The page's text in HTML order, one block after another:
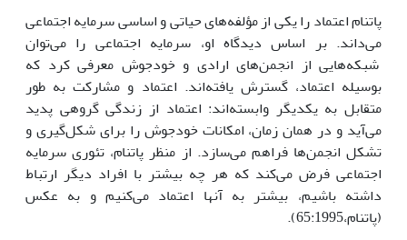
پاتنام اعتماد را یکی از مؤلفه‌های حیاتی و اساسی سرمایه اجتماعی
می‌داند. بر اساس دیدگاه او، سرمایه اجتماعی را می‌توان
شبکه‌هایی از انجمن‌های ارادی و خودجوش معرفی کرد که
بوسیله اعتماد، گسترش یافته‌اند. اعتماد و مشارکت به طور
متقابل به یکدیگر وابسته‌اند: اعتماد از زندگی گروهی پدید
می‌آید و در همان زمان، امکانات خودجوش را برای شکل‌گیری و
تشکل انجمن‌ها فراهم می‌سازد. از منظر پاتنام، تئوری سرمایه
اجتماعی فرض می‌کند که هر چه بیشتر با افراد دیگر ارتباط
داشته باشیم، بیشتر به آنها اعتماد می‌کنیم و به عکس
(پاتنام،65:1995).